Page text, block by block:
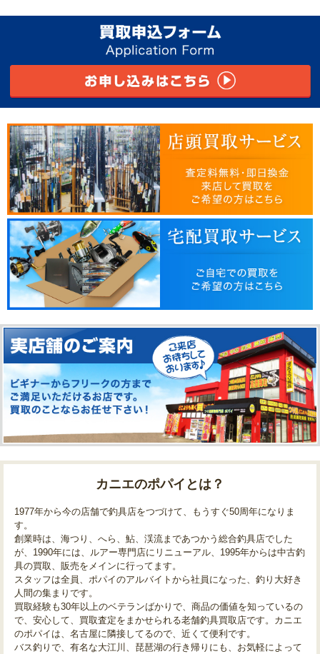
カニエのポパイとは？
1977年から今の店舗で釣具店をつづけて、もうすぐ50周年になりま
す。
創業時は、海つり、へら、鮎、渓流まであつかう総合釣具店でした
が、1990年には、ルアー専門店にリニューアル、1995年からは中古釣
具の買取、販売をメインに行ってます。
スタッフは全員、ポパイのアルバイトから社員になった、釣り大好き
人間の集まりです。
買取経験も30年以上のベテランばかりで、商品の価値を知っているの
で、安心して、買取査定をまかせられる老舗釣具買取店です。カニエ
のポパイは、名古屋に隣接してるので、近くて便利です。
バス釣りで、有名な大江川、琵琶湖の行き帰りにも、お気軽によって